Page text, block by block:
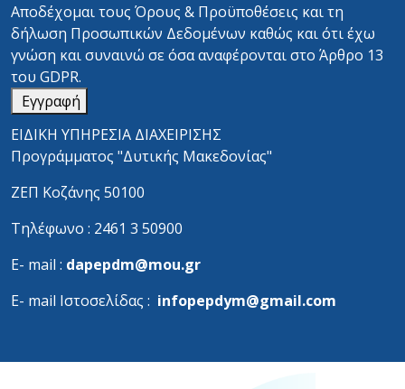
Αποδέχομαι τους Όρους & Προϋποθέσεις και τη
δήλωση Προσωπικών Δεδομένων καθώς και ότι έχω
γνώση και συναινώ σε όσα αναφέρονται στο Άρθρο 13
του GDPR.
Εγγραφή
ΕΙΔΙΚΗ ΥΠΗΡΕΣΙΑ ΔΙΑΧΕΙΡΙΣΗΣ
Προγράμματος "Δυτικής Μακεδονίας"
ΖΕΠ Κοζάνης 50100
Τηλέφωνο : 2461 3 50900
Ε- mail : dapepdm@mou.gr
Ε- mail Ιστοσελίδας : infopepdym@gmail.com